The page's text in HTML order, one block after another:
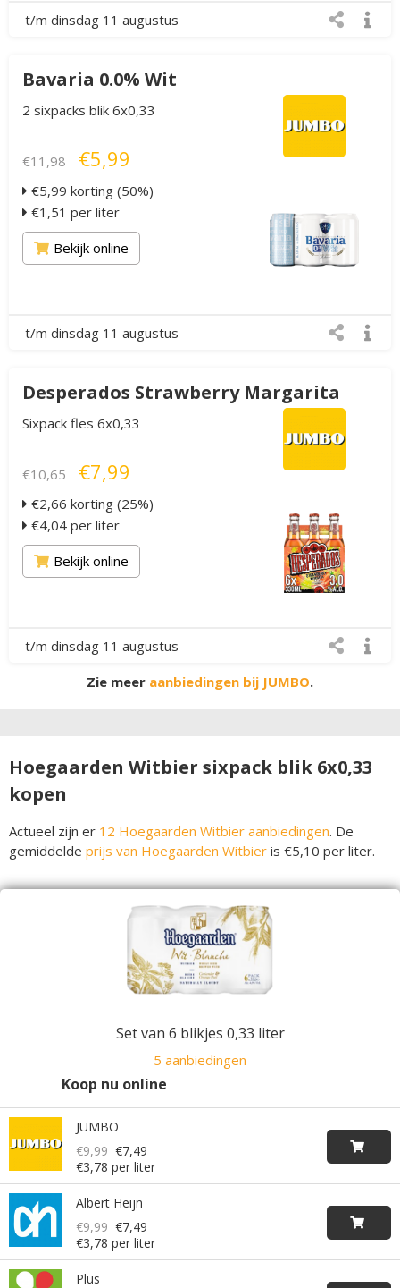
t/m dinsdag 11 augustus
Bavaria 0.0% Wit
2 sixpacks blik 6x0,33
€11,98 €5,99
€5,99 korting (50%)
€1,51 per liter
Bekijk online
t/m dinsdag 11 augustus
Desperados Strawberry Margarita
Sixpack fles 6x0,33
€10,65 €7,99
€2,66 korting (25%)
€4,04 per liter
Bekijk online
t/m dinsdag 11 augustus
Zie meer aanbiedingen bij JUMBO.
Hoegaarden Witbier sixpack blik 6x0,33
kopen
Actueel zijn er 12 Hoegaarden Witbier aanbiedingen. De
gemiddelde prijs van Hoegaarden Witbier is €5,10 per liter.
Set van 6 blikjes 0,33 liter
5 aanbiedingen
Koop nu online
JUMBO
€9,99 €7,49
€3,78 per liter
Albert Heijn
€9,99 €7,49
€3,78 per liter
Plus